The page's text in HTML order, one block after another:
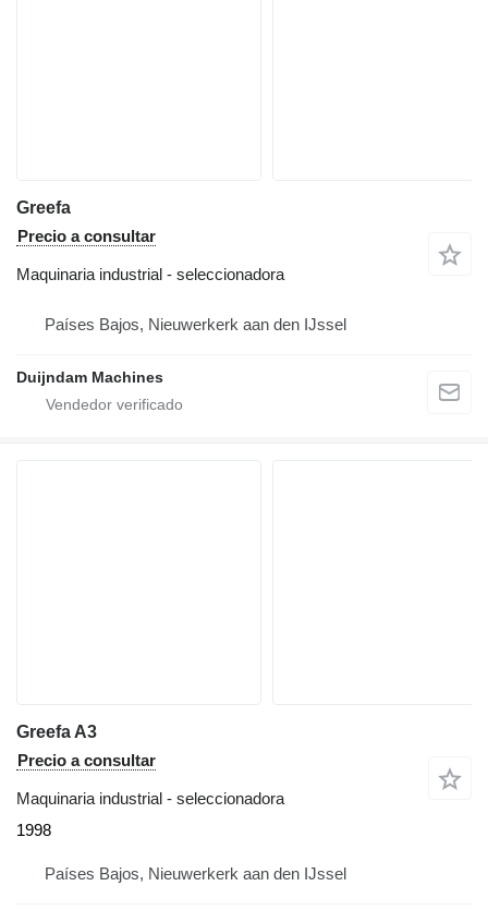
Greefa
Precio a consultar
Maquinaria industrial - seleccionadora
Países Bajos, Nieuwerkerk aan den IJssel
Duijndam Machines
Greefa A3
Precio a consultar
Maquinaria industrial - seleccionadora
1998
Países Bajos, Nieuwerkerk aan den IJssel